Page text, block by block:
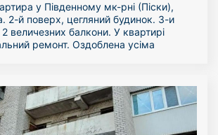
у Південному мк-рні (Піски),
2-й поверх, цегляний будинок. 3-и
величезних балкони. У квартирі
ремонт. Оздоблена усіма
білизна, миючі засоби.
усім необхідним.
уся інфраструктура. До